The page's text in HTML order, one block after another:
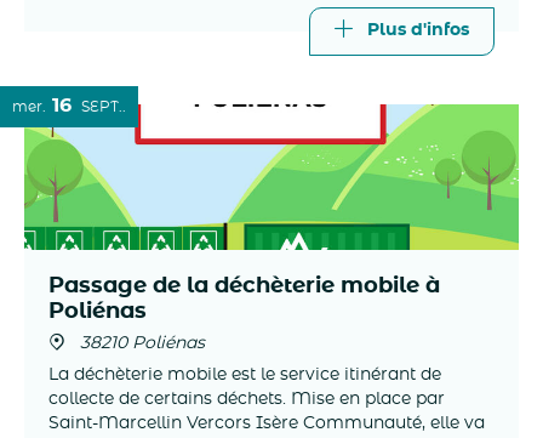
Plus d'infos
mer. 16 SEPT.
Passage de la déchèterie mobile à
Poliénas
38210 Poliénas
La déchèterie mobile est le service itinérant de
collecte de certains déchets. Mise en place par
Saint-Marcellin Vercors Isère Communauté, elle va